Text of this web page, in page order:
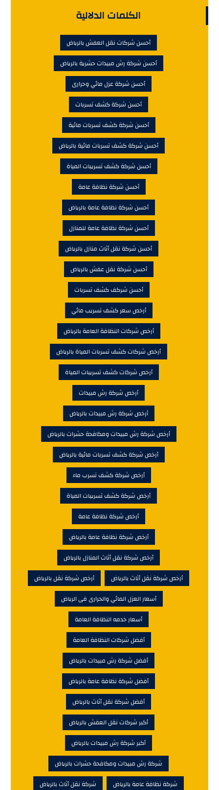
الكلمات الدلالية
أحسن شركات نقل العفش بالرياض
أحسن شركة رش مبيدات حشرية بالرياض
أحسن شركة عزل مائي وحرارى
أحسن شركة كشف تسربات
أحسن شركة كشف تسربات مائية
أحسن شركة كشف تسربات مائية بالرياض
أحسن شركة كشف تسريبات المياة
أحسن شركة نظافة عامة
أحسن شركة نظافة عامة بالرياض
أحسن شركة نظافة عامة للمنازل
أحسن شركة نقل أثاث منازل بالرياض
أحسن شركة نقل عفش بالرياض
أحسن شركف كشف تسربات
أرخص سعر كشف تسريب مائي
أرخص شركات النظافة العامة بالرياض
أرخص شركات كشف تسربات المياة بالرياض
أرخص شركات كشف تسريبات المياة
أرخص شركة رش مبيدات
أرخص شركة رش مبيدات بالرياض
أرخص شركة رش مبيدات ومكافحة حشرات بالرياض
أرخص شركة كشف تسربات مائية بالرياض
أرخص شركة كشف تسرب ماء
أرخص شركة كشف تسريبات المياة
أرخص شركة نظافة عامة
أرخص شركة نظافة عامة بالرياض
أرخص شركة نقل أثاث المنازل بالرياض
أرخص شركة نقل أثاث بالرياض
أرخص شركة نقل بالرياض
أسعار العزل المائي والحرارى فى الرياض
أسعار خدمه النظافة العامة
أفضل شركات النظافة العامة
أفضل شركة رش مبيدات بالرياض
أفضل شركة نظافة عامة بالرياض
أفضل شركة نقل أثاث بالرياض
أكبر شركات نقل العفش بالرياض
أكبر شركة رش مبيدات بالرياض
شركة رش مبيدات ومكافحة حشرات بالرياض
شركة نظافة عامة بالرياض
شركة نقل أثاث بالرياض